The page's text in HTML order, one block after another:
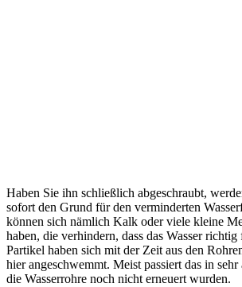
Haben Sie ihn schließlich abgeschraubt,
sofort den Grund für den verminderten
können sich nämlich Kalk oder viele kleine
haben, die verhindern, dass das Wasser
Partikel haben sich mit der Zeit aus den
hier angeschwemmt. Meist passiert das in
die Wasserrohre noch nicht erneuert wurden.